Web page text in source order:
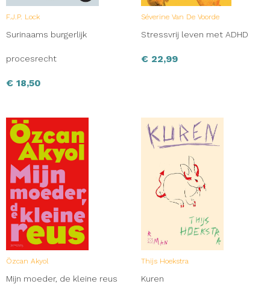
F.J.P. Lock
Surinaams burgerlijk
procesrecht
€ 18,50
Séverine Van De Voorde
Stressvrij leven met ADHD
€ 22,99
Özcan Akyol
Mijn moeder, de kleine reus
Thijs Hoekstra
Kuren